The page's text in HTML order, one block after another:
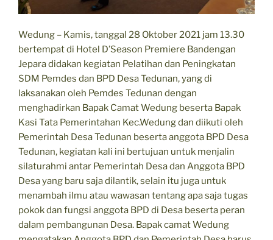
Wedung – Kamis, tanggal 28 Oktober 2021 jam 13.30
bertempat di Hotel D’Season Premiere Bandengan
Jepara didakan kegiatan Pelatihan dan Peningkatan
SDM Pemdes dan BPD Desa Tedunan, yang di
laksanakan oleh Pemdes Tedunan dengan
menghadirkan Bapak Camat Wedung beserta Bapak
Kasi Tata Pemerintahan Kec.Wedung dan diikuti oleh
Pemerintah Desa Tedunan beserta anggota BPD Desa
Tedunan, kegiatan kali ini bertujuan untuk menjalin
silaturahmi antar Pemerintah Desa dan Anggota BPD
Desa yang baru saja dilantik, selain itu juga untuk
menambah ilmu atau wawasan tentang apa saja tugas
pokok dan fungsi anggota BPD di Desa beserta peran
dalam pembangunan Desa. Bapak camat Wedung